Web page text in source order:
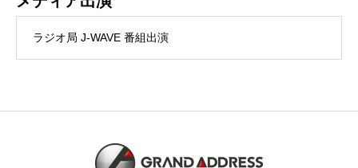
ラジオ局 J-WAVE 番組出演